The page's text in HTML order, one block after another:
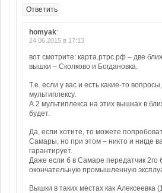
Ответить
homyak:
24.06.2015 в 17:13
вот смотрите: карта.ртрс.рф – две
вышки – Сколково и Богдановка.
Т.е. если у вас и есть какие-то
мультиплексу.
А 2 мультиплекса на этих вышках в
будет.
Да, если хотите, то можете
Самары, но при этом – никто и нигде
гарантирует.
Даже если б в Самаре передатчик 2го
окончательную промышленную
Вышки в таких местах как Алексеевка